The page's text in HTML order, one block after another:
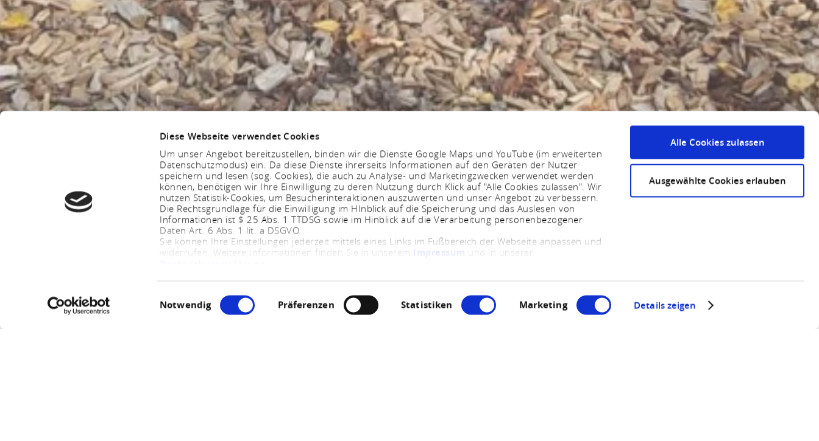
Diese Webseite verwendet Cookies
Um unser Angebot bereitzustellen, binden wir die Dienste Google Maps und YouTube (im erweiterten
Datenschutzmodus) ein. Da diese Dienste ihrerseits Informationen auf den Geräten der Nutzer
speichern und lesen (sog. Cookies), die auch zu Analyse- und Marketingzwecken verwendet werden
können, benötigen wir Ihre Einwilligung zu deren Nutzung durch Klick auf "Alle Cookies zulassen". Wir
nutzen Statistik-Cookies, um Besucherinteraktionen auszuwerten und unser Angebot zu verbessern.
Die Rechtsgrundlage für die Einwilligung im HInblick auf die Speicherung und das Auslesen von
Informationen ist $ 25 Abs. 1 TTDSG sowie im Hinblick auf die Verarbeitung personenbezogener
Daten Art. 6 Abs. 1 lit. a DSGVO.
Sie können Ihre Einstellungen jederzeit mittels eines Links im Fußbereich der Webseite anpassen und
widerrufen. Weitere Informationen finden Sie in unserem Impressum und in unserer
Einwilligungsauswahl
Notwendig Präferenzen Statistiken Marketing Details zeigen
Alle Cookies zulassen
Ausgewählte Cookies erlauben